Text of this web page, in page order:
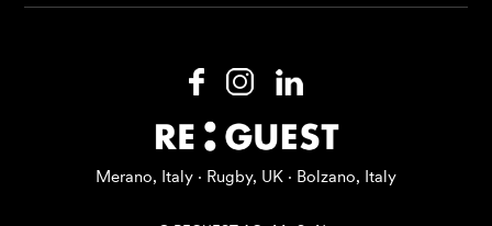
KI Agents
Ressourcen
Merano, Italy · Rugby, UK · Bolzano, Italy